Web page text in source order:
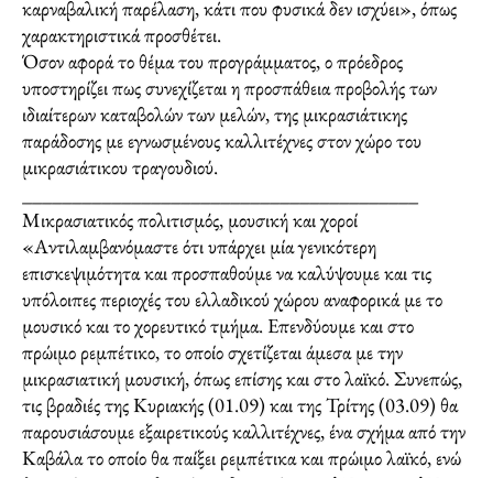
καρναβαλική παρέλαση, κάτι που φυσικά δεν ισχύει», όπως
χαρακτηριστικά προσθέτει.
Όσον αφορά το θέμα του προγράμματος, ο πρόεδρος
υποστηρίζει πως συνεχίζεται η προσπάθεια προβολής των
ιδιαίτερων καταβολών των μελών, της μικρασιάτικης
παράδοσης με εγνωσμένους καλλιτέχνες στον χώρο του
μικρασιάτικου τραγουδιού.
Μικρασιατικός πολιτισμός, μουσική και χοροί
«Αντιλαμβανόμαστε ότι υπάρχει μία γενικότερη
επισκεψιμότητα και προσπαθούμε να καλύψουμε και τις
υπόλοιπες περιοχές του ελλαδικού χώρου αναφορικά με το
μουσικό και το χορευτικό τμήμα. Επενδύουμε και στο
πρώιμο ρεμπέτικο, το οποίο σχετίζεται άμεσα με την
μικρασιατική μουσική, όπως επίσης και στο λαϊκό. Συνεπώς,
τις βραδιές της Κυριακής (01.09) και της Τρίτης (03.09) θα
παρουσιάσουμε εξαιρετικούς καλλιτέχνες, ένα σχήμα από την
Καβάλα το οποίο θα παίξει ρεμπέτικα και πρώιμο λαϊκό, ενώ